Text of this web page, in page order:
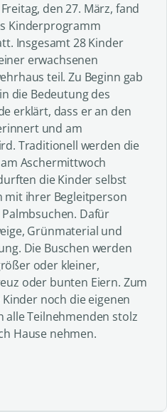
den 27. März, fand
Kinderprogramm
Insgesamt 28 Kinder
erwachsenen
teil. Zu Beginn gab
die Bedeutung des
erklärt, dass er an den
und am
Traditionell werden die
Aschermittwoch
die Kinder selbst
mit ihrer Begleitperson
Dafür
Grünmaterial und
Die Buschen werden
oder kleiner,
oder bunten Eiern. Zum
noch die eigenen
alle Teilnehmenden stolz
Hause nehmen.